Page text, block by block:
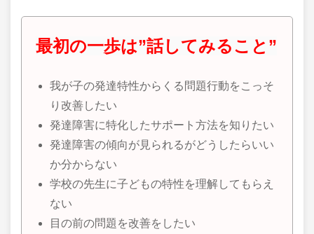
最初の一歩は”話してみること”
我が子の発達特性からくる問題行動をこっそ
り改善したい
発達障害に特化したサポート方法を知りたい
発達障害の傾向が見られるがどうしたらいい
か分からない
学校の先生に子どもの特性を理解してもらえ
ない
目の前の問題を改善をしたい